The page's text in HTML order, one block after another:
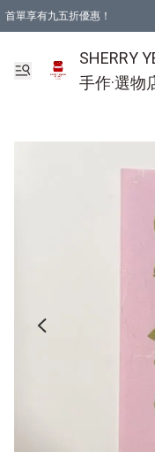
首單享有九五折優惠！
SHERRY
手作·選物